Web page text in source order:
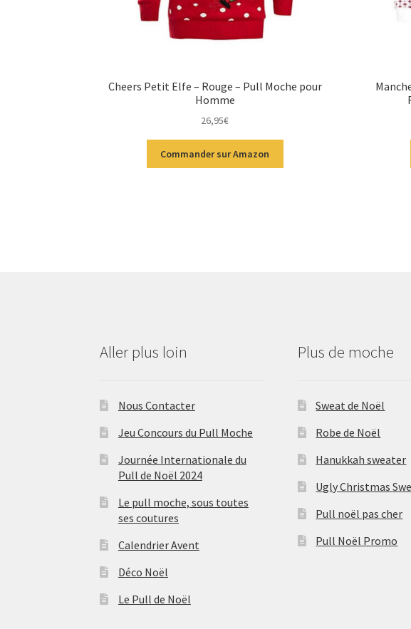
Cheers Petit Elfe – Rouge – Pull Moche pour
Homme
26,95€
Commander sur Amazon
Aller plus loin
Nous Contacter
Jeu Concours du Pull Moche
Journée Internationale du
Pull de Noël 2024
Le pull moche, sous toutes
ses coutures
Calendrier Avent
Déco Noël
Le Pull de Noël
Plus de moche
Sweat de Noël
Robe de Noël
Hanukkah sweater
Ugly Christmas
Pull noël pas cher
Pull Noël Promo